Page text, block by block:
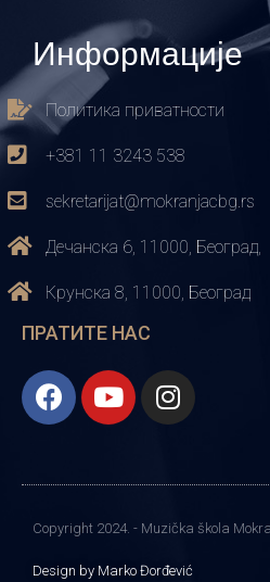
Информације
Политика приватности
+381 11 3243 538
sekretarijat@mokranjacbg.rs
Дечанска 6, 11000, Београд,
Крунска 8, 11000, Београд
ПРАТИТЕ НАС
Copyright 2024. - Muzička škola
Design by Marko Đorđević